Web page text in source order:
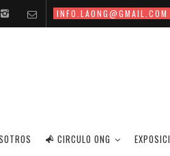
INFO.LAONG@GMAIL.COM
CIRCULO ONG